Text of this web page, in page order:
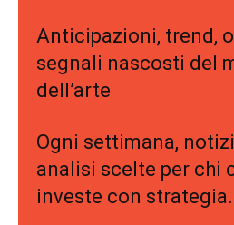
Anticipazioni, trend,
segnali nascosti del
dell’arte
Ogni settimana,
analisi scelte per chi
investe con strategia.